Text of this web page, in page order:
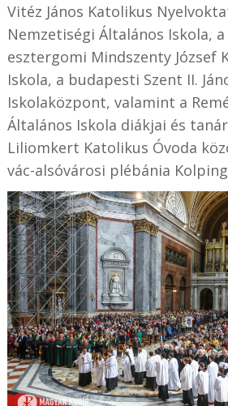
Vitéz János Katolikus
Nemzetiségi Általános Iskola,
esztergomi Mindszenty József
Iskola, a budapesti Szent II.
Iskolaközpont, valamint a
Általános Iskola diákjai és
Liliomkert Katolikus Óvoda
vác-alsóvárosi plébánia